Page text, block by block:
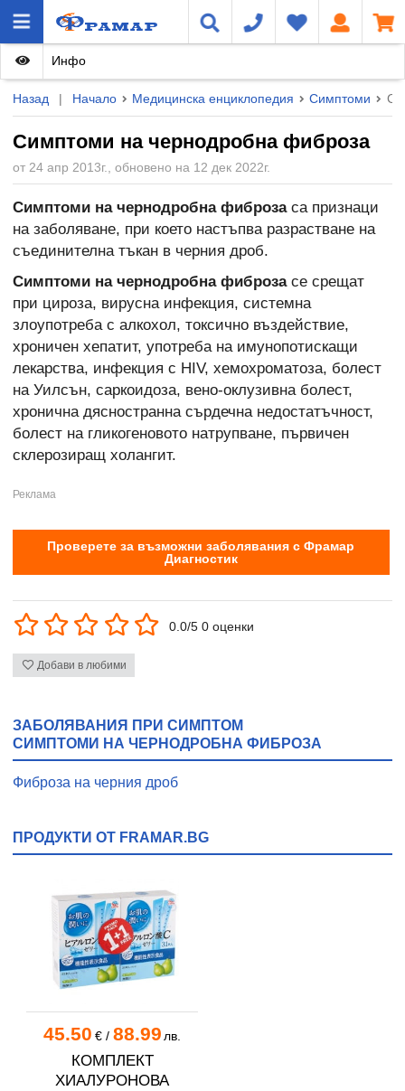
Назад | Начало Медицинска енциклопедия Симптоми
Симптоми на чернодробна фиброза
от 24 апр 2013г., обновено на 12 дек 2022г.
Инфо
Симптоми на чернодробна фиброзаса признаци
на заболяване, при което настъпва разрастване на
съединителна тъкан в черния дроб.
Симптоми на чернодробна фиброза се срещат
при цироза, вирусна инфекция, системна
злоупотреба с алкохол, токсично въздействие,
хроничен хепатит, употреба на имунопотискащи
лекарства, инфекция с HIV, хемохроматоза, болест
на Уилсън, саркоидоза, вено-оклузивна болест,
хронична дясностранна сърдечна недостатъчност,
болест на гликогеновото натрупване, първичен
склерозиращ холангит.
Проверете за възможни заболявания с Фрамар
Диагностик
0.0/5 0 оценки
Добави в любими
ЗАБОЛЯВАНИЯ ПРИ СИМПТОМ
СИМПТОМИ НА ЧЕРНОДРОБНА ФИБРОЗА
Фиброза на черния дроб
ПРОДУКТИ ОТ FRAMAR.BG
45.50 €/ 88.99 лв.
КОМПЛЕКТ
ХИАЛУРОНОВА